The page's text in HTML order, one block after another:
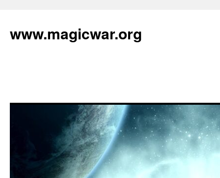
www.magicwar.org